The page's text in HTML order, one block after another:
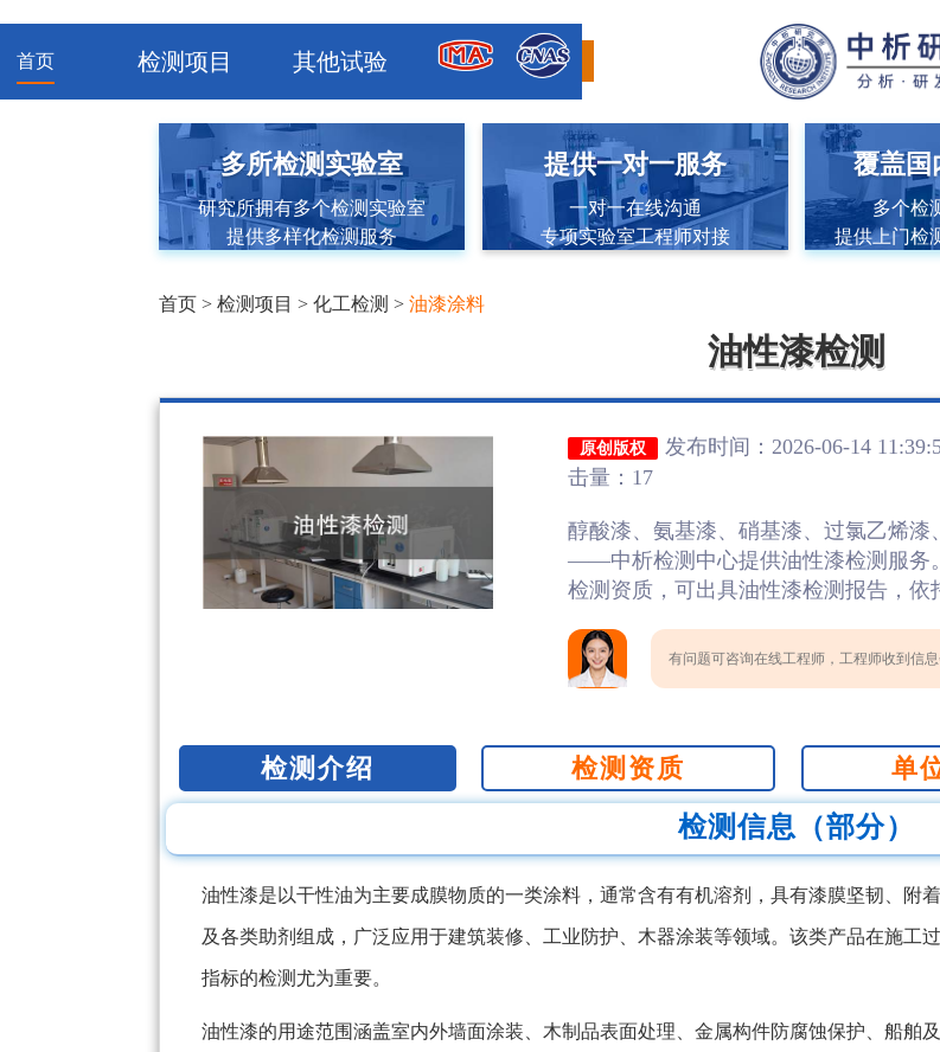
首页 检测项目 其他试验
多所检测实验室
研究所拥有多个检测实验室
提供多样化检测服务
提供一对一服务
一对一在线沟通
专项实验室工程师对接
覆盖国
多个检
提供上门检
首页 >检测项目 >化工检测 >油漆涂料
油性漆检测
原创版权 发布时间：2026-06-14
击量：17
醇酸漆、氨基漆、硝基漆、过氯乙烯漆
——中析检测中心提供油性漆检测服务
检测资质，可出具油性漆检测报告，依
有问题可咨询在线工程师，工程师收到信
检测介绍 检测资质 单
检测信息（部分）
油性漆是以干性油为主要成膜物质的一类涂料，通常含有有机溶剂，具有漆膜坚韧、附
及各类助剂组成，广泛应用于建筑装修、工业防护、木器涂装等领域。该类产品在施工
指标的检测尤为重要。
油性漆的用途范围涵盖室内外墙面涂装、木制品表面处理、金属构件防腐蚀保护、船舶